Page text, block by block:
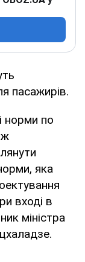
пасажирів.
норми по
яка
вході в
міністра